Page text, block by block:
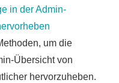
in der Admin-
um die
Übersicht von
hervorzuheben.